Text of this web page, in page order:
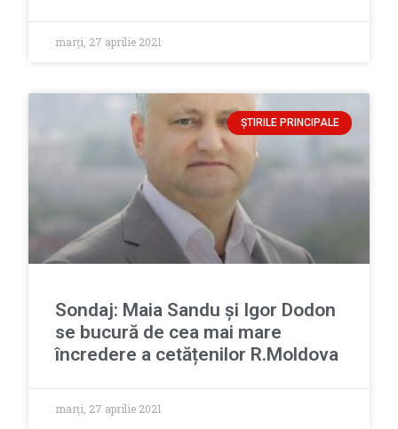
marți, 27 aprilie 2021
ȘTIRILE PRINCIPALE
Sondaj: Maia Sandu și Igor Dodon
se bucură de cea mai mare
încredere a cetățenilor R.Moldova
marți, 27 aprilie 2021